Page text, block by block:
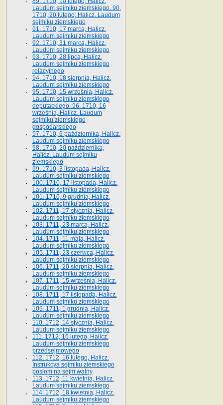
Laudum sejmiku ziemskiego. 90.
1710, 20 lutego, Halicz. Laudum
sejmiku ziemskiego
91. 1710, 17 marca, Halicz.
Laudum sejmiku ziemskiego
92. 1710, 31 marca, Halicz.
Laudum sejmiku ziemskiego
93. 1710, 28 lipca, Halicz.
Laudum sejmiku ziemskiego
relacyjnego
94. 1710, 18 sierpnia, Halicz.
Laudum sejmiku ziemskiego
95. 1710, 15 września, Halicz.
Laudum sejmiku ziemskiego
deputackiego. 96. 1710, 16
września, Halicz. Laudum
sejmiku ziemskiego
gospodarskiego
97. 1710, 6 października, Halicz.
Laudum sejmiku ziemskiego
98. 1710, 20 października,
Halicz. Laudum sejmiku
ziemskiego
99. 1710, 3 listopada, Halicz.
Laudum sejmiku ziemskiego
100. 1710, 17 listopada, Halicz.
Laudum sejmiku ziemskiego
101. 1710, 9 grudnia, Halicz.
Laudum sejmiku ziemskiego
102. 1711, 17 stycznia, Halicz.
Laudum sejmiku ziemskiego
103. 1711, 23 marca, Halicz.
Laudum sejmiku ziemskiego
104. 1711, 11 maja, Halicz.
Laudum sejmiku ziemskiego
105. 1711, 23 czerwca, Halicz.
Laudum sejmiku ziemskiego
106. 1711, 20 sierpnia, Halicz.
Laudum sejmiku ziemskiego
107. 1711, 15 września, Halicz.
Laudum sejmiku ziemskiego
108. 1711, 17 listopada, Halicz.
Laudum sejmiku ziemskiego
109. 1711, 1 grudnia, Halicz.
Laudum sejmiku ziemskiego
110. 1712, 14 stycznia, Halicz.
Laudum sejmiku ziemskiego
111. 1712, 16 lutego, Halicz.
Laudum sejmiku ziemskiego
przedsejmowego
112. 1712, 16 lutego, Halicz.
Instrukcya sejmiku ziemskiego
posłom na sejm walny
113. 1712, 11 kwietnia, Halicz.
Laudum sejmiku ziemskiego
114. 1712, 18 kwietnia, Halicz.
Laudum sejmiku ziemskiego